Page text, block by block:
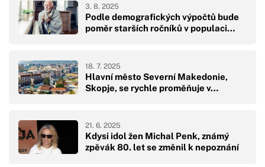
Podle demografických výpočtů bude
poměr starších ročníků v populaci…
3. 8. 2025
Hlavní město Severní Makedonie,
Skopje, se rychle proměňuje v…
18. 7. 2025
Kdysi idol žen Michal Penk, známý
zpěvák 80. let se změnil k nepoznání
21. 6. 2025